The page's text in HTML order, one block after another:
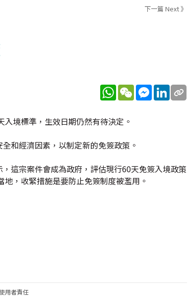
下一篇 Next 》
WhatsApp
WeChatMessenger
境標準，生效日期仍然有待決定。
和經濟因素，以制定新的免簽政策。
這宗案件會成為政府，評估現行60天免簽入境政策
，收緊措施是要防止免簽制度被濫用。
用者責任